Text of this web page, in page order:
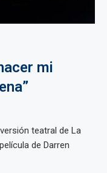
mi
teatral de La
de Darren